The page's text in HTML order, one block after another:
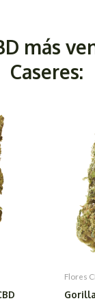
más
Caseres:
Flores